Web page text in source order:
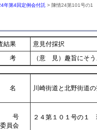
年第4回定例会付託 > 陳情24第101号の1
結果
意見付採択
考
（意 見）趣旨にそ
名 川崎街道と北野街道
号
員会
２４第１０１号の